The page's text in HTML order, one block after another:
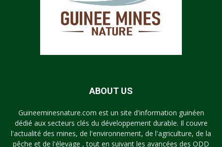
ABOUT US
Guineeminesnature.com est un site d'information guinéen
dédié aux secteurs clés du développement durable. Il couvre
l'actualité des mines, de l'environnement, de l'agriculture, de la
pêche et de l'élevage , tout en suivant les avancées des ODD